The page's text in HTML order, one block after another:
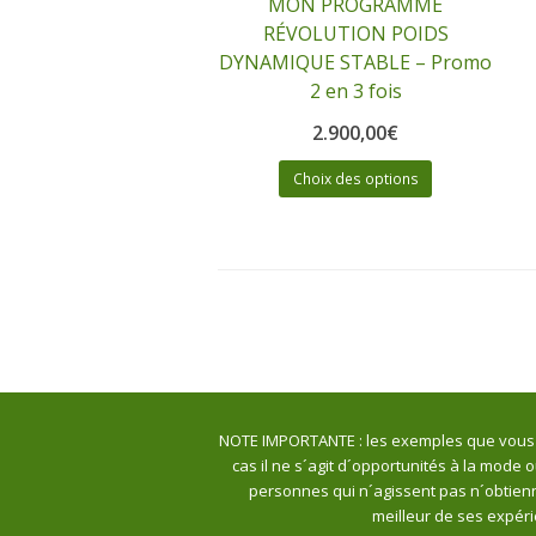
RÉVOLUTION POIDS
DYNAMIQUE STABLE – Promo
2 en 3 fois
2.900,00€
Choix des options
NOTE IMPORTANTE : les exemples que
cas il ne s´agit d´opportunités à la
personnes qui n´agissent pas
meilleur de ses